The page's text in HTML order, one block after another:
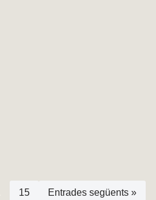
15 Entrades següents »